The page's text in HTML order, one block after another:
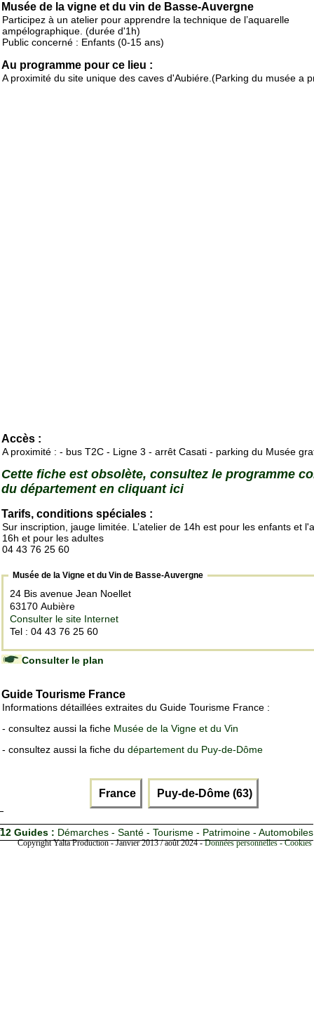
Musée de la vigne et du vin de Basse-Auvergne
Participez à un atelier pour apprendre la technique de l’aquarelle
ampélographique. (durée d'1h)
Public concerné : Enfants (0-15 ans)
Au programme pour ce lieu :
A proximité du site unique des caves d'Aubiére.(Parking du musée a
Accès :
A proximité : - bus T2C - Ligne 3 - arrêt Casati - parking du Musée
Cette fiche est obsolète, consultez le programme
du département en cliquant ici
Tarifs, conditions spéciales :
Sur inscription, jauge limitée. L’atelier de 14h est pour les enfants et
16h et pour les adultes
04 43 76 25 60
Musée de la Vigne et du Vin de Basse-Auvergne
24 Bis avenue Jean Noellet
63170 Aubière
Consulter le site Internet
Tel : 04 43 76 25 60
Consulter le plan
Guide Tourisme France
Informations détaillées extraites du Guide Tourisme France :
- consultez aussi la fiche Musée de la Vigne et du Vin
- consultez aussi la fiche du département du Puy-de-Dôme
France Puy-de-Dôme (63)
12 Guides : Démarches - Santé - Tourisme - Patrimoine - Automobiles
Copyright Yalta Production - Janvier 2013 / août 2024 -Données personnelles -